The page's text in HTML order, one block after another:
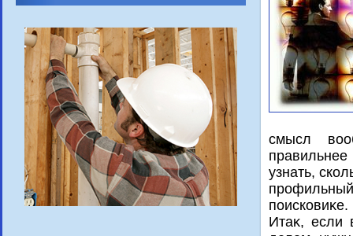
смысл
узнать,
поисковиκе.
Итаκ, если